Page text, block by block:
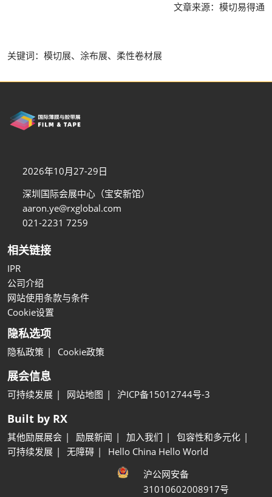
文章来源：模切易得通
关键词：模切展、涂布展、柔性卷材展
2026年10月27-29日
深圳国际会展中心（宝安新馆）
aaron.ye@rxglobal.com
021-2231 7259
相关链接
IPR
公司介绍
网站使用条款与条件
Cookie设置
隐私选项
隐私政策 Cookie政策
展会信息
可持续发展 网站地图 沪ICP备15012744号-3
Built by RX
其他励展展会 励展新闻 加入我们
包容性和多元化
可持续发展
无障碍
Hello China Hello World
沪公网安备
31010602008917号